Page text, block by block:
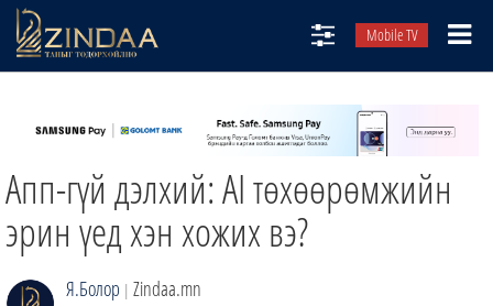
Mobile TV
ТВ8
ӨГЛӨӨНИЙ СОНИН
АУДИО ЗОХИОЛ
ЗИНДАА СЭТГҮҮЛ
Апп-гүй дэлхий: AI төхөөрөмжийн
эрин үед хэн хожих вэ?
Я.Болор | Zindaa.mn